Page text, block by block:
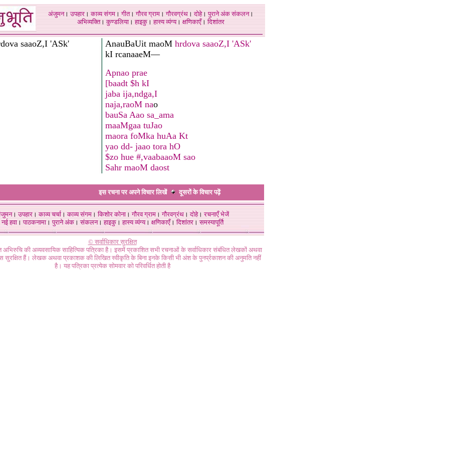
अंजुमन।उपहार।काव्य संगम।गीत।गौरव ग्राम।गौरवग्रंथ।दोहे।पुराने अंक संकलन।
अभिव्यक्ति।कुण्डलिया।हाइकु।हास्य व्यंग्य।क्षणिकाएँ।दिशांतर
saaoZ,I 'ASk' AnauBaUit maoM hrdova saaoZ,I 'ASk'
kI rcanaaeM—
Apnao prae
[baadt $h kI
jaba ija,ndga,I
naja,raoM nao
bauSa Aao sa_ama
maaMgaa tuJao
maora foMka huAa Kt
yao dd- jaao tora hO
$zo hue #,vaabaaoM sao
Sahr maoM daost
इस रचना पर अपने विचार लिखें दूसरों के विचारपढ़ें
।उपहार।काव्य चर्चा।काव्य संगम।किशोर कोना।गौरव ग्राम।गौरवग्रंथ।दोहे।रचनाएँ भेजें
नई हवा। पाठकनामा। पुराने अंक। संकलन। हाइकु। हास्य व्यंग्य। क्षणिकाएँ। दिशांतर। समस्यापूर्ति
© सर्वाधिकार सुरक्षित
अभिरुचि की अव्यवसायिक साहित्यिक पत्रिका है। इसमें प्रकाशित सभी रचनाओं के सर्वाधिकार संबंधित लेखकों अथवा
सुरक्षित हैं। लेखक अथवा प्रकाशक की लिखित स्वीकृति के बिना इनके किसी भी अंश के पुनर्प्रकाशन की अनुमति नहीं
है। यह पत्रिका प्रत्येक सोमवार को परिवर्धित होती है